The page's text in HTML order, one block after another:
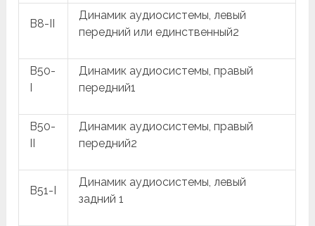
B8-II
Динамик аудиосистемы, левый
передний или единственный2
B50-
Динамик аудиосистемы, правый
передний1
B50-
Динамик аудиосистемы, правый
передний2
B51-I
Динамик аудиосистемы, левый
задний 1